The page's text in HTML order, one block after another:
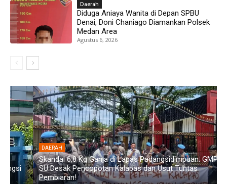
Daerah
Diduga Aniaya Wanita di Depan SPBU
Denai, Doni Chaniago Diamankan Polsek
Medan Area
Agustus 6, 2026
DAERAH
Skandal 6,8 Kg Ganja di Lapas Padangsidimpuan: GMPET-
SU Desak Pencopotan Kalapas dan Usut Tuntas
Pembiaran!